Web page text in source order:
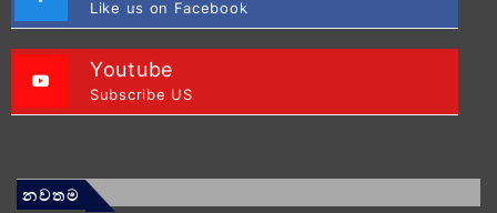
Like us on Facebook
Youtube
Subscribe US
නවතම